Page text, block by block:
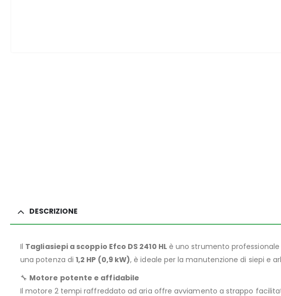
DESCRIZIONE
Il Tagliasiepi a scoppio Efco DS 2410 HLè uno strumento
una potenza di1,2 HP (0,9 kW), è ideale per la manutenzione di siepi e
🔧 Motore potente e affidabile
Il motore 2 tempi raffreddato ad aria offre avviamento a strappo